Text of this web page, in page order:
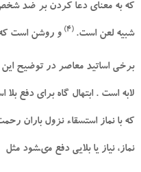
كه به معناى دعا كردن بر ضد
شبيه لعن است. (4) و روشن است كه
برخى اساتيد معاصر در توضيح اين
لابه است . ابتهال گاه براى دفع
كه با نماز استسقاء نزول باران
نماز، نياز يا بلايى دفع مى‏شود مثل